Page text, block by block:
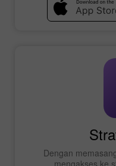
Dengan
mengakses ke